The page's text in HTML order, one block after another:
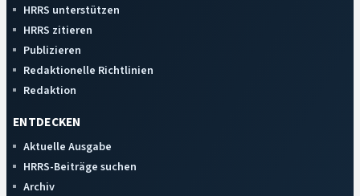
HRRS unterstützen
HRRS zitieren
Publizieren
Redaktionelle Richtlinien
Redaktion
ENTDECKEN
Aktuelle Ausgabe
HRRS-Beiträge suchen
Archiv